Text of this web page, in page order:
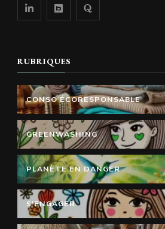
RUBRIQUES
CONSO ÉCORESPONSABLE
GREENWASHING
PLANÈTE EN DANGER
S'ENGAGER